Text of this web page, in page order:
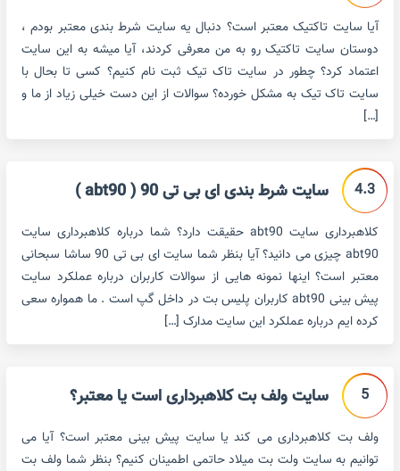
آیا سایت تاکتیک معتبر است؟ دنبال یه سایت شرط بندی معتبر بودم ،
دوستان سایت تاکتیک رو به من معرفی کردند، آیا میشه به این سایت
اعتماد کرد؟ چطور در سایت تاک تیک ثبت نام کنیم؟ کسی تا بحال با
سایت تاک تیک به مشکل خورده؟ سوالات از این دست خیلی زیاد از ما و
[…]
4.3 سایت شرط بندی ای بی تی 90 ( abt90 )
کلاهبرداری سایت abt90 حقیقت دارد؟ شما درباره کلاهبرداری سایت
abt90 چیزی می دانید؟ آیا بنظر شما سایت ای بی تی 90 ساشا سبحانی
معتبر است؟ اینها نمونه هایی از سوالات کاربران درباره عملکرد سایت
پیش بینی abt90 کاربران پلیس بت در داخل گپ است . ما همواره سعی
کرده ایم درباره عملکرد این سایت مدارک […]
5 سایت ولف بت کلاهبرداری است یا معتبر؟
ولف بت کلاهبرداری می کند یا سایت پیش بینی معتبر است؟ آیا می
توانیم به سایت ولت بت میلاد حاتمی اطمینان کنیم؟ بنظر شما ولف بت